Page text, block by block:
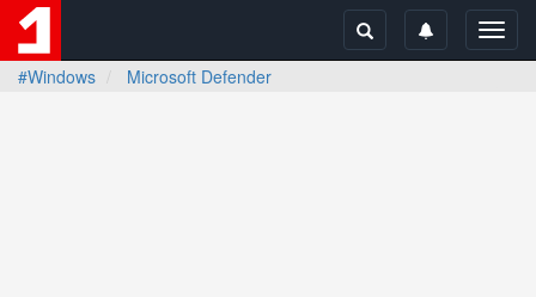
#Windows
Microsoft Defender